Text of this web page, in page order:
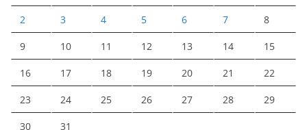
2 3 4 5 6 7 8
9 10 11 12 13 14 15
16 17 18 19 20 21 22
23 24 25 26 27 28 29
30 31